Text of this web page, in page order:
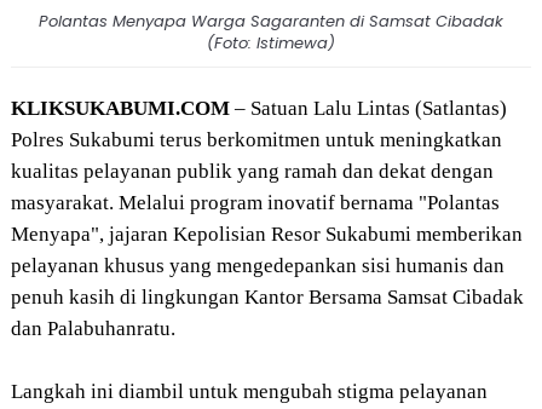
Polantas Menyapa Warga Sagaranten di Samsat Cibadak
(Foto: Istimewa)
KLIKSUKABUMI.COM – Satuan Lalu Lintas (Satlantas)
Polres Sukabumi terus berkomitmen untuk meningkatkan
kualitas pelayanan publik yang ramah dan dekat dengan
masyarakat. Melalui program inovatif bernama "Polantas
Menyapa", jajaran Kepolisian Resor Sukabumi memberikan
pelayanan khusus yang mengedepankan sisi humanis dan
penuh kasih di lingkungan Kantor Bersama Samsat Cibadak
dan Palabuhanratu.
Langkah ini diambil untuk mengubah stigma pelayanan